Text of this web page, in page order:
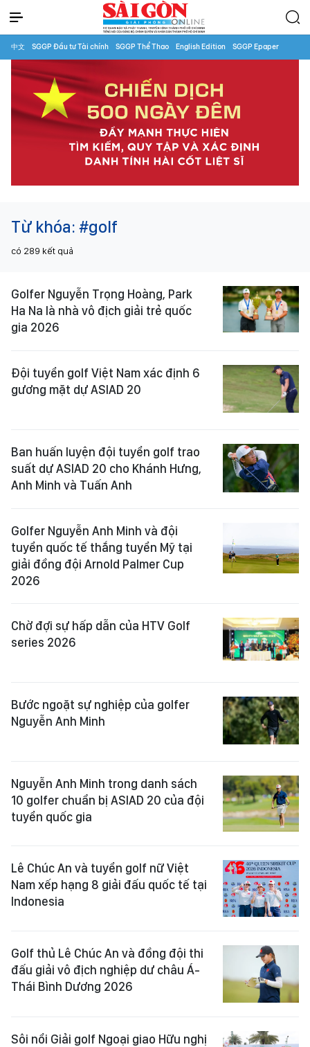
中文 SGGP Đầu tư Tài chính SGGP Thể Thao English Edition SGGP Epaper
Từ khóa: #golf
có 289 kết quả
Golfer Nguyễn Trọng Hoàng, Park
Ha Na là nhà vô địch giải trẻ quốc
gia 2026
Đội tuyển golf Việt Nam xác định 6
gương mặt dự ASIAD 20
Ban huấn luyện đội tuyển golf trao
suất dự ASIAD 20 cho Khánh Hưng,
Anh Minh và Tuấn Anh
Golfer Nguyễn Anh Minh và đội
tuyển quốc tế thắng tuyển Mỹ tại
giải đồng đội Arnold Palmer Cup
2026
Chờ đợi sự hấp dẫn của HTV Golf
series 2026
Bước ngoặt sự nghiệp của golfer
Nguyễn Anh Minh
Nguyễn Anh Minh trong danh sách
10 golfer chuẩn bị ASIAD 20 của đội
tuyển quốc gia
Lê Chúc An và tuyển golf nữ Việt
Nam xếp hạng 8 giải đấu quốc tế tại
Indonesia
Golf thủ Lê Chúc An và đồng đội thi
đấu giải vô địch nghiệp dư châu Á-
Thái Bình Dương 2026
Sôi nổi Giải golf Ngoại giao Hữu nghị